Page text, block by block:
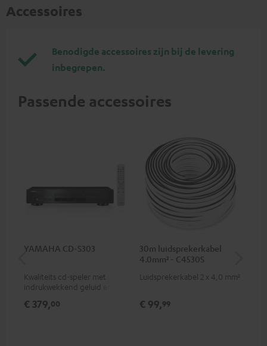
Accessoires
Benodigde accessoires zijn bij de levering
inbegrepen.
Passende accessoires
YAMAHA CD-S303
Kwaliteits cd-speler met
indrukwekkend geluid en
€ 379,00
30m luidsprekerkabel
4.0mm² - C4530S
Luidsprekerkabel 2 x 4,0 mm²
€ 99,99